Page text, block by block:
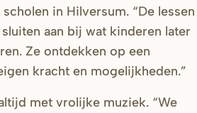
in Hilversum. “De lessen
aan bij wat kinderen later
Ze ontdekken op een
kracht en mogelijkheden.”
met vrolijke muziek. “We